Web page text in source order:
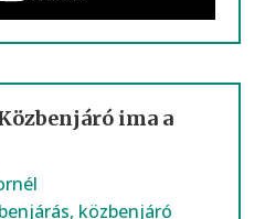
ima a
, közbenjáró